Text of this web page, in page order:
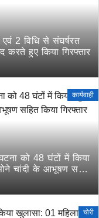
2 विधि से संघर्षरत
करते हुए किया गिरफ्तार
कार्यवाही
को 48 घंटों में किया
चांदी के आभूषण सहित
चोरी